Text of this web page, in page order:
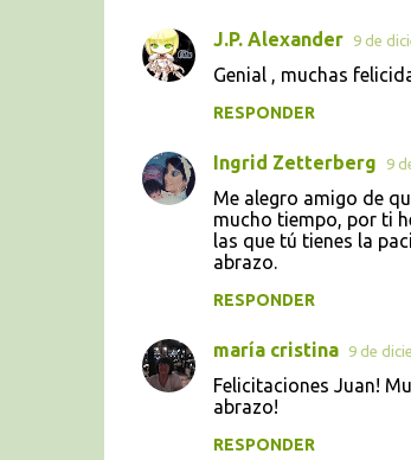
J.P. Alexander 9 de
Genial , muchas
RESPONDER
Ingrid Zetterberg 9
Me alegro amigo de
mucho tiempo, por ti
las que tú tienes la
abrazo.
RESPONDER
maría cristina 9 de
Felicitaciones Juan!
abrazo!
RESPONDER